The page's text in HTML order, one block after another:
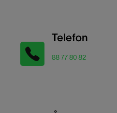
Telefon
88 77 80 82